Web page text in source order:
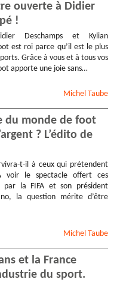
ouverte à Didier
!
Deschamps et Kylian
est roi parce qu’il est le plus
Grâce à vous et à tous vos
apporte une joie sans…
Michel Taube
du monde de foot
? L’édito de
t-il à ceux qui prétendent
voir le spectacle offert ces
par la FIFA et son président
la question mérite d’être
Michel Taube
et la France
du sport.